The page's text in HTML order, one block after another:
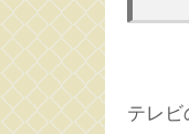
テレビ